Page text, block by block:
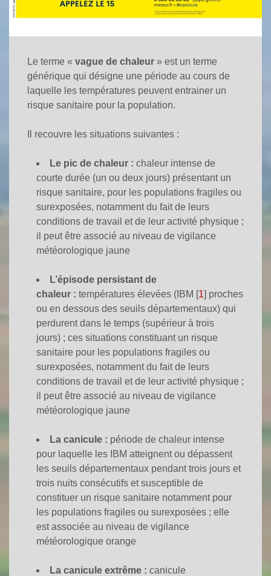
Le terme « vague de chaleur » est un terme
générique qui désigne une période au cours de
laquelle les températures peuvent entrainer un
risque sanitaire pour la population.
Il recouvre les situations suivantes :
Le pic de chaleur : chaleur intense de
courte durée (un ou deux jours) présentant un
risque sanitaire, pour les populations fragiles ou
surexposées, notamment du fait de leurs
conditions de travail et de leur activité physique ;
il peut être associé au niveau de vigilance
météorologique jaune
L’épisode persistant de
chaleur : températures élevées (IBM [1] proches
ou en dessous des seuils départementaux) qui
perdurent dans le temps (supérieur à trois
jours) ; ces situations constituant un risque
sanitaire pour les populations fragiles ou
surexposées, notamment du fait de leurs
conditions de travail et de leur activité physique ;
il peut être associé au niveau de vigilance
météorologique jaune
La canicule : période de chaleur intense
pour laquelle les IBM atteignent ou dépassent
les seuils départementaux pendant trois jours et
trois nuits consécutifs et susceptible de
constituer un risque sanitaire notamment pour
les populations fragiles ou surexposées ; elle
est associée au niveau de vigilance
météorologique orange
La canicule extrême : canicule